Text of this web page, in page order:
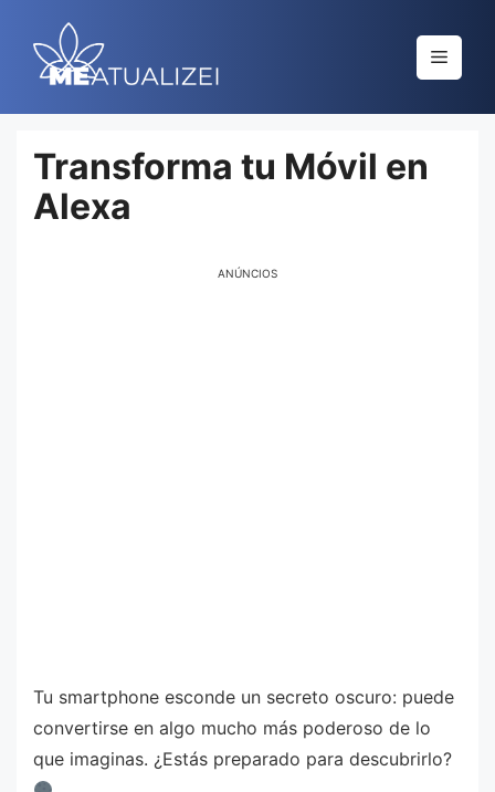
contenido
Menú
Transforma tu Móvil en
Alexa
ANÚNCIOS
Tu smartphone esconde un secreto oscuro: puede
convertirse en algo mucho más poderoso de lo
que imaginas. ¿Estás preparado para descubrirlo?